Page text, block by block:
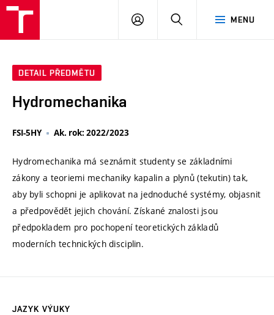
MENU
PŘIHLÁSIT
DETAIL PŘEDMĚTU
Hydromechanika
FSI-5HY Ak. rok: 2022/2023
Hydromechanika má seznámit studenty se základními
zákony a teoriemi mechaniky kapalin a plynů (tekutin) tak,
aby byli schopni je aplikovat na jednoduché systémy, objasnit
a předpovědět jejich chování. Získané znalosti jsou
předpokladem pro pochopení teoretických základů
moderních technických disciplin.
JAZYK VÝUKY